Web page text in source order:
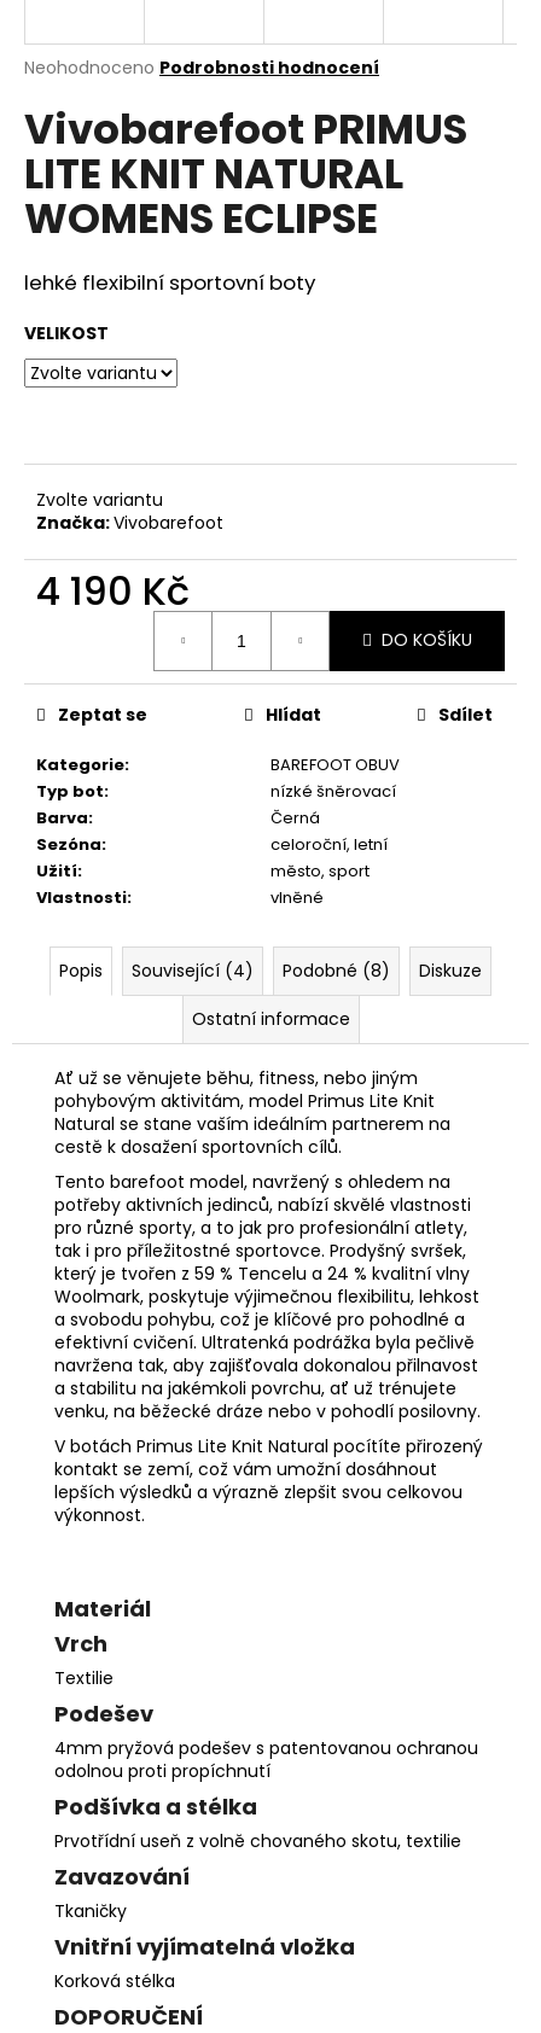
Průměrné
produktu
je
0,0
5
hvězdiček.
Neohodnoceno Podrobnosti hodnocení
Vivobarefoot PRIMUS
LITE KNIT NATURAL
WOMENS ECLIPSE
lehké flexibilní sportovní boty
VELIKOST
Zvolte variantu
Značka:Vivobarefoot
4 190 Kč
DO KOŠÍKU
Kategorie:
BAREFOOT OBUV
Typ bot:
nízké šněrovací
Barva:
Černá
Sezóna:
celoroční, letní
Užití:
město, sport
Vlastnosti: vlněné
Zeptat se Hlídat Sdílet
Popis Související (4) Podobné (8)
Diskuze
Ostatní informace
Ať už se věnujete běhu, fitness, nebo jiným
pohybovým aktivitám, model Primus Lite Knit
Natural se stane vaším ideálním partnerem na
cestě k dosažení sportovních cílů.
Tento barefoot model, navržený s ohledem na
potřeby aktivních jedinců, nabízí skvělé vlastnosti
pro různé sporty, a to jak pro profesionální atlety,
tak i pro příležitostné sportovce. Prodyšný svršek,
který je tvořen z 59 % Tencelu a 24 % kvalitní vlny
Woolmark, poskytuje výjimečnou flexibilitu, lehkost
a svobodu pohybu, což je klíčové pro pohodlné a
efektivní cvičení. Ultratenká podrážka byla pečlivě
navržena tak, aby zajišťovala dokonalou přilnavost
a stabilitu na jakémkoli povrchu, ať už trénujete
venku, na běžecké dráze nebo v pohodlí posilovny.
V botách Primus Lite Knit Natural pocítíte přirozený
kontakt se zemí, což vám umožní dosáhnout
lepších výsledků a výrazně zlepšit svou celkovou
výkonnost.
Materiál
Vrch
Textilie
Podešev
4mm pryžová podešev s patentovanou ochranou
odolnou proti propíchnutí
Podšívka a stélka
Prvotřídní useň z volně chovaného skotu, textilie
Zavazování
Tkaničky
Vnitřní vyjímatelná vložka
Korková stélka
DOPORUČENÍ
j
t
?
HLEDAT
D
o
u
u
e
(VELOUR)
NUBUCK
SPRAY
200
ML,
01
NEUTRAL
219